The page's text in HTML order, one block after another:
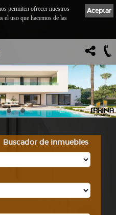
Buscador de inmuebles
Aceptar
permiten ofrecer nuestros
el uso que hacemos de las